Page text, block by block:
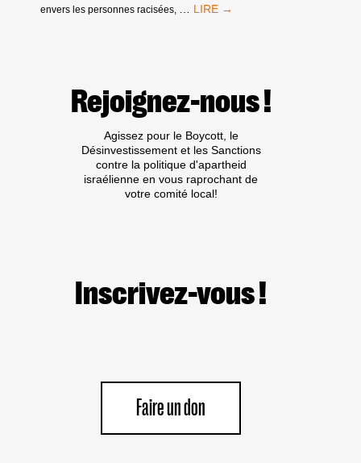
envers les personnes racisées,
GUERRE
:
IL
GRAND
TEMPS
QUE
LA
MAJORITÉ
PLUS
Rejoignez-nous !
Agissez pour le Boycott, le
Désinvestissement et les Sanctions
contre la politique d'apartheid
israélienne en vous raprochant de
votre comité local!
Inscrivez-vous !
Faire un don